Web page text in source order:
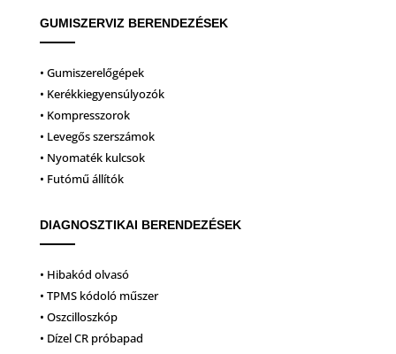
GUMISZERVIZ BERENDEZÉSEK
• Gumiszerelőgépek
• Kerékkiegyensúlyozók
• Kompresszorok
• Levegős szerszámok
• Nyomaték kulcsok
• Futómű állítók
DIAGNOSZTIKAI BERENDEZÉSEK
• Hibakód olvasó
• TPMS kódoló műszer
• Oszcilloszkóp
• Dízel CR próbapad